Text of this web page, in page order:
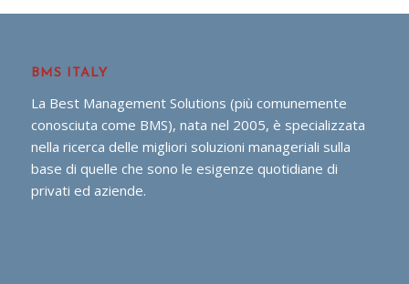
BMS ITALY
La Best Management Solutions (più comunemente
conosciuta come BMS), nata nel 2005, è specializzata
nella ricerca delle migliori soluzioni manageriali sulla
base di quelle che sono le esigenze quotidiane di
privati ed aziende.